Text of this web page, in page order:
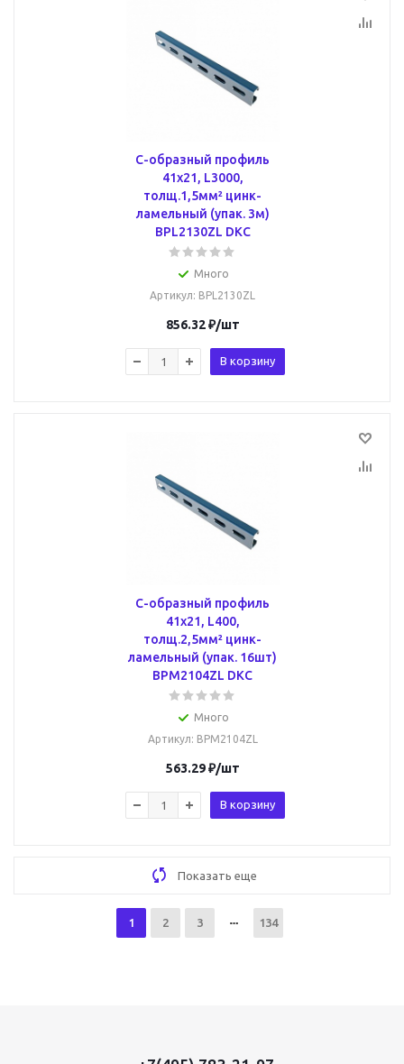
С-образный профиль
41х21, L3000,
толщ.1,5мм² цинк-
ламельный (упак. 3м)
BPL2130ZL DKC
Много
Артикул: BPL2130ZL
856.32₽/шт
В корзину
С-образный профиль
41х21, L400,
толщ.2,5мм² цинк-
ламельный (упак. 16шт)
BPM2104ZL DKC
Много
Артикул: BPM2104ZL
563.29₽/шт
В корзину
Показать еще
1 2 3 134